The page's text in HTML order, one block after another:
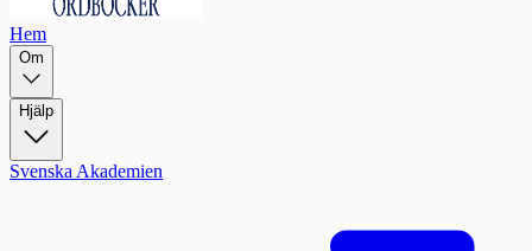
Hem
Om
Hjälp
Svenska Akademien